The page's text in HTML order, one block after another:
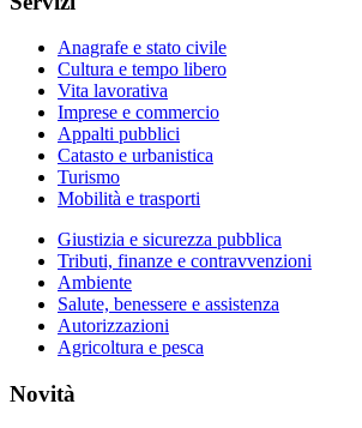
Anagrafe e stato civile
Cultura e tempo libero
Vita lavorativa
Imprese e commercio
Appalti pubblici
Catasto e urbanistica
Turismo
Mobilità e trasporti
Giustizia e sicurezza pubblica
Tributi, finanze e contravvenzioni
Ambiente
Salute, benessere e assistenza
Autorizzazioni
Agricoltura e pesca
Novità